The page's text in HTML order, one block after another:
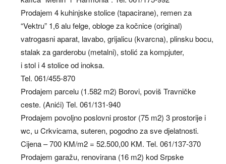
Prodajem 4 kuhinjske stolice (tapacirane), remen za
“Vektru” 1,6 alu felge, obloge za kočnice (original)
vatrogasni aparat, lavabo, grijalicu (kvarcna), plinsku bocu,
stalak za garderobu (metalni), stolić za kompjuter,
i stol i 4 stolice od inoksa.
Tel. 061/455-870
Prodajem parcelu (1.582 m2) Borovi, poviš Travničke
ceste. (Anići) Tel. 061/131-940
Prodajem povoljno poslovni prostor (75 m2) 3 prostorije i
wc, u Crkvicama, suteren, pogodno za sve djelatnosti.
Cijena – 700 KM/m2 = 52.500,00 KM. Tel. 061/137-370
Prodajem garažu, renovirana (16 m2) kod Srpske